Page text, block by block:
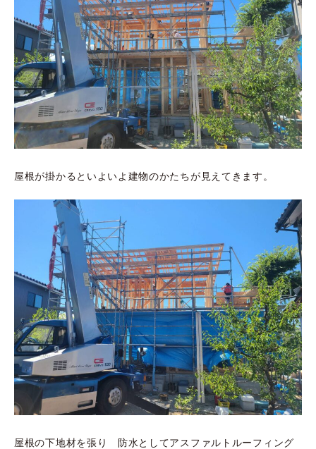
屋根が掛かるといよいよ建物のかたちが見えてきます。
屋根の下地材を張り 防水としてアスファルトルーフィング